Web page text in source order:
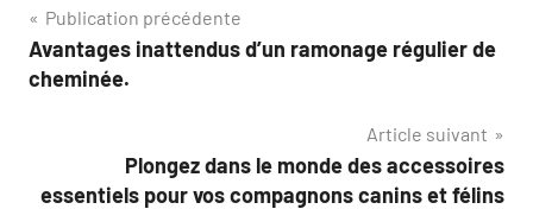
Navigation
de
Publication précédente
Avantages inattendus d’un ramonage régulier de
cheminée.
Article suivant
Plongez dans le monde des accessoires
essentiels pour vos compagnons canins et félins